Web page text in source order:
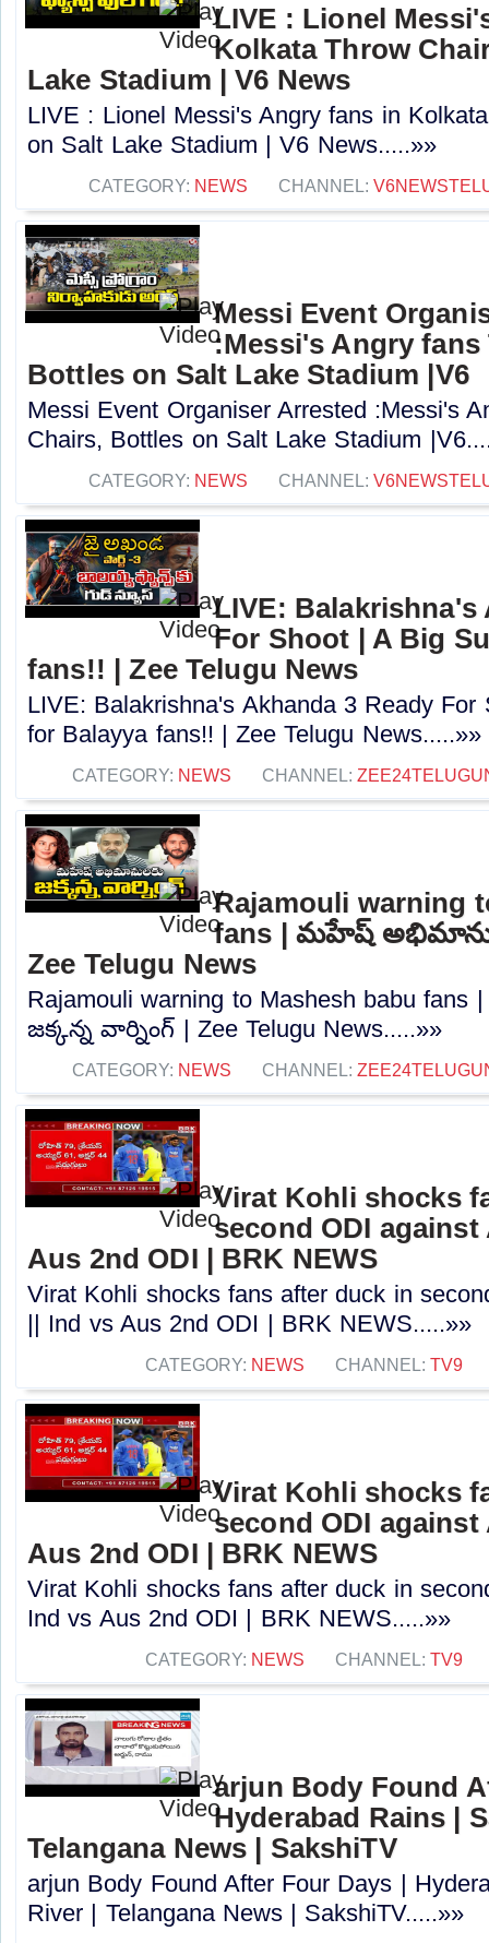
LIVE : Lionel
Kolkata Throw
Lake Stadium | V6 News
LIVE : Lionel Messi's Angry fans in
on Salt Lake Stadium | V6 News.....»»
CATEGORY: NEWS CHANNEL:
Messi Event
:Messi's Angry
Bottles on Salt Lake Stadium |V6
Messi Event Organiser Arrested :Messi's
Chairs, Bottles on Salt Lake Stadium
CATEGORY: NEWS CHANNEL:
LIVE: Balakrishna's
For Shoot | A Big
fans!! | Zee Telugu News
LIVE: Balakrishna's Akhanda 3 Ready
for Balayya fans!! | Zee Telugu News.....»»
CATEGORY: NEWS CHANNEL:
Rajamouli warning
fans | మహేష్
Zee Telugu News
Rajamouli warning to Mashesh babu
జక్కన్న వార్నింగ్ | Zee Telugu News.....»»
CATEGORY: NEWS CHANNEL:
Virat Kohli shocks
second ODI
Aus 2nd ODI | BRK NEWS
Virat Kohli shocks fans after duck in
|| Ind vs Aus 2nd ODI | BRK NEWS.....»»
CATEGORY: NEWS CHANNEL: TV9
Virat Kohli shocks
second ODI
Aus 2nd ODI | BRK NEWS
Virat Kohli shocks fans after duck in
Ind vs Aus 2nd ODI | BRK NEWS.....»»
CATEGORY: NEWS CHANNEL: TV9
arjun Body Found
Hyderabad Rains |
Telangana News | SakshiTV
arjun Body Found After Four Days |
River | Telangana News | SakshiTV.....»»